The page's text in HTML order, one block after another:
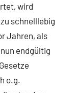
wird
schnelllebig
Jahren, als
endgültig
o.g.